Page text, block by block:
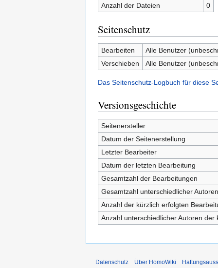
Anzahl der Dateien
0
Seitenschutz
Bearbeiten
Alle Benutzer
Verschieben
Alle Benutzer
Das Seitenschutz-Logbuch für diese
Versionsgeschichte
Seitenersteller
Datum der Seitenerstellung
Letzter Bearbeiter
Datum der letzten Bearbeitung
Gesamtzahl der Bearbeitungen
Gesamtzahl unterschiedlicher Autoren
Anzahl der kürzlich erfolgten
Anzahl unterschiedlicher Autoren
Datenschutz Über HomoWiki